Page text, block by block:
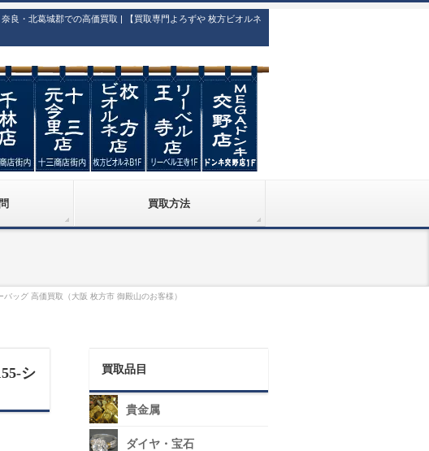
・北葛城郡での高価買取 | 【買取専門よろずや 枚方ビオルネ
買取方法
ッグ 高価買取（大阪 枚方市 御殿山のお客様）
シ
買取品目
貴金属
ダイヤ・宝石